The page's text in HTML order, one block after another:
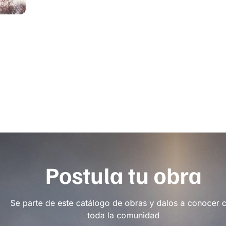
Postula tu obra
Se parte de este catálogo de obras y dalos a conocer
toda la comunidad